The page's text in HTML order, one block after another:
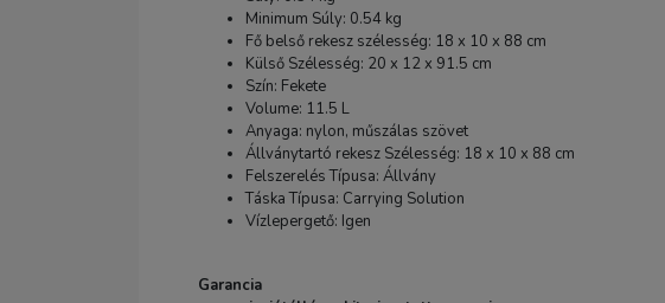
Minimum Súly: 0.54 kg
Fő belső rekesz szélesség: 18 x 10 x 88 cm
Külső Szélesség: 20 x 12 x 91.5 cm
Szín: Fekete
Volume: 11.5 L
Anyaga: nylon, műszálas szövet
Állványtartó rekesz Szélesség: 18 x 10 x 88 cm
Felszerelés Típusa: Állvány
Táska Típusa: Carrying Solution
Vízlepergető: Igen
Garancia